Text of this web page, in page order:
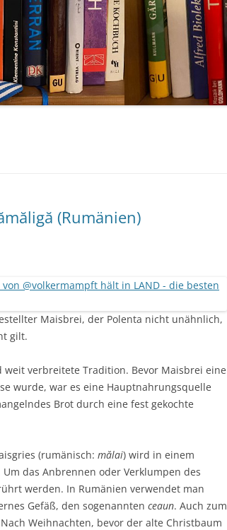
(Rumänien)
Maisbrei, der Polenta nicht unähnlich,
gilt.
verbreitete Tradition. Bevor Maisbrei eine
wurde, war es eine Hauptnahrungsquelle
Brot durch eine fest gekochte
(rumänisch: mălai) wird in einem
das Anbrennen oder Verklumpen des
werden. In Rumänien verwendet man
Gefäß, den sogenannten ceaun. Auch zum
Weihnachten, bevor der alte Christbaum